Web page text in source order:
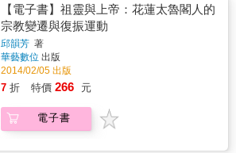
儀式等不同的領域，探索台灣原住民族傳播權
的發展脈絡，期能建構出原住民族自主的論
述，跳脫單一媒體的線性模式，重拾文化上的
「詮釋權」，並建立台灣原住民族自我認同的
深層價值。本書從許多個案研究，深入分析不
同面向的深層問題，諸多的宏觀角度，探討與
原住民生活與生存息息相關的議題，深刻、細
膩，各文精彩好讀，均流露出令人印象深刻的
文化關心與生活關懷。
【電子書】祖靈與上帝：花蓮太魯閣人的
宗教變遷與復振運動
邱韻芳 著
華藝數位 出版
2014/02/05 出版
7 折 特價 266 元
電子書